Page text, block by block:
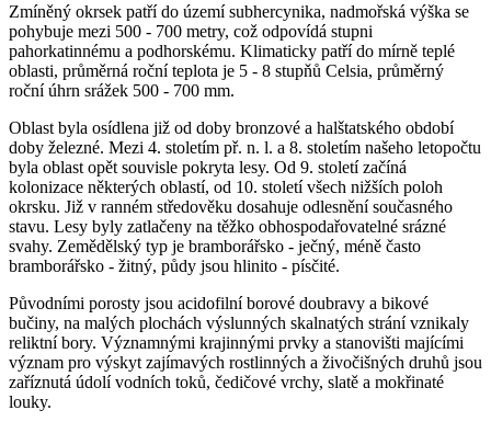
Zmíněný okrsek patří do území subhercynika, nadmořská výška se
pohybuje mezi 500 - 700 metry, což odpovídá stupni
pahorkatinnému a podhorskému. Klimaticky patří do mírně teplé
oblasti, průměrná roční teplota je 5 - 8 stupňů Celsia, průměrný
roční úhrn srážek 500 - 700 mm.
Oblast byla osídlena již od doby bronzové a halštatského období
doby železné. Mezi 4. stoletím př. n. l. a 8. stoletím našeho letopočtu
byla oblast opět souvisle pokryta lesy. Od 9. století začíná
kolonizace některých oblastí, od 10. století všech nižších poloh
okrsku. Již v ranném středověku dosahuje odlesnění současného
stavu. Lesy byly zatlačeny na těžko obhospodařovatelné srázné
svahy. Zemědělský typ je bramborářsko - ječný, méně často
bramborářsko - žitný, půdy jsou hlinito - písčité.
Původními porosty jsou acidofilní borové doubravy a bikové
bučiny, na malých plochách výslunných skalnatých strání vznikaly
reliktní bory. Významnými krajinnými prvky a stanovišti majícími
význam pro výskyt zajímavých rostlinných a živočišných druhů jsou
zaříznutá údolí vodních toků, čedičové vrchy, slatě a mokřinaté
louky.